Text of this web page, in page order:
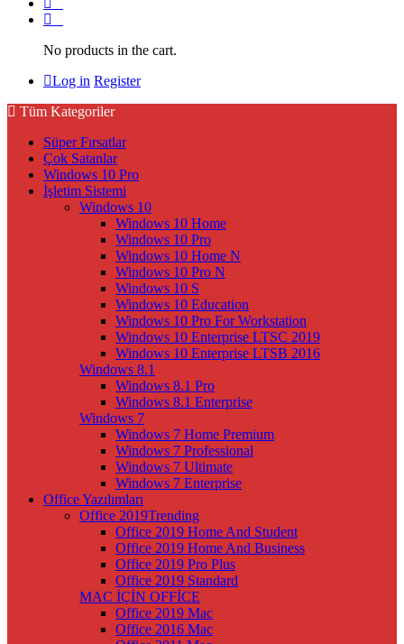
No products in the cart.
Log in Register
Tüm Kategoriler
Süper Fırsatlar
Çok Satanlar
Windows 10 Pro
İşletim Sistemi
Windows 10
Windows 10 Home
Windows 10 Pro
Windows 10 Home N
Windows 10 Pro N
Windows 10 S
Windows 10 Education
Windows 10 Pro For Workstation
Windows 10 Enterprise LTSC 2019
Windows 10 Enterprise LTSB 2016
Windows 8.1
Windows 8.1 Pro
Windows 8.1 Enterprise
Windows 7
Windows 7 Home Premium
Windows 7 Professional
Windows 7 Ultimate
Windows 7 Enterprise
Office Yazılımları
Office 2019Trending
Office 2019 Home And Student
Office 2019 Home And Business
Office 2019 Pro Plus
Office 2019 Standard
MAC İÇİN OFFİCE
Office 2019 Mac
Office 2016 Mac